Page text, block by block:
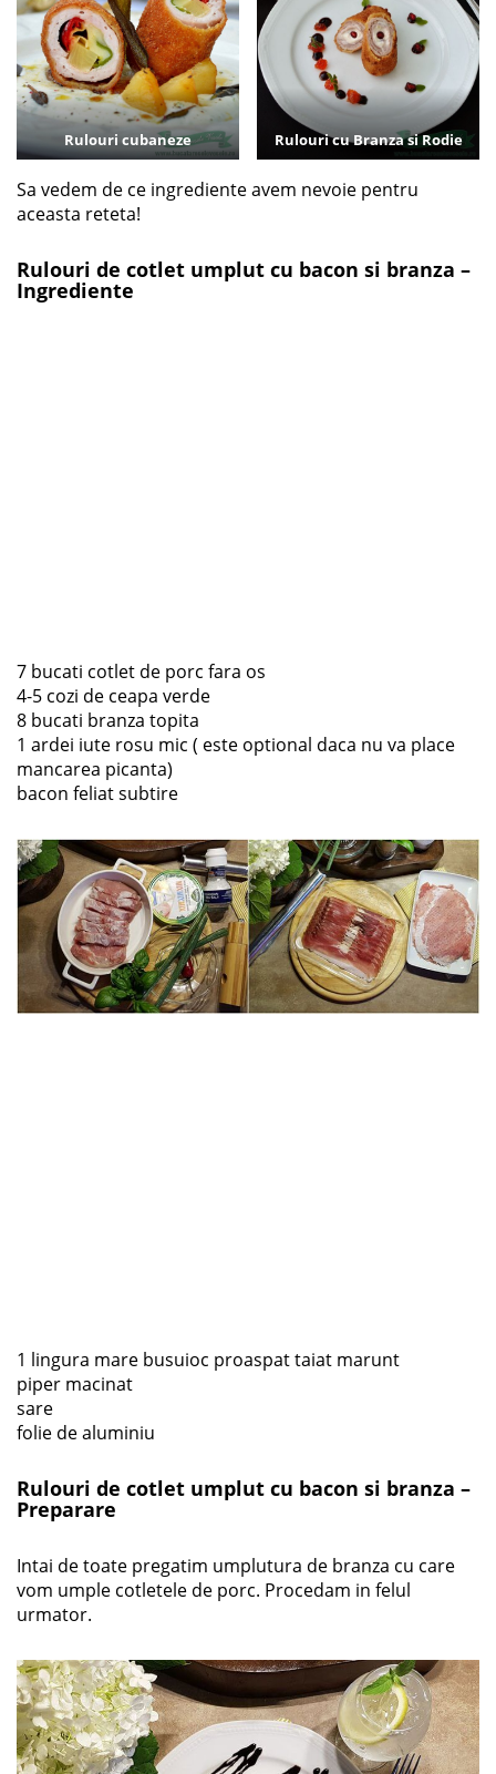
Rulouri cubaneze Rulouri cu Branza si Rodie
Sa vedem de ce ingrediente avem nevoie pentru
aceasta reteta!
Rulouri de cotlet umplut cu bacon si branza –
Ingrediente
7 bucati cotlet de porc fara os
4-5 cozi de ceapa verde
8 bucati branza topita
1 ardei iute rosu mic ( este optional daca nu va place
mancarea picanta)
bacon feliat subtire
1 lingura mare busuioc proaspat taiat marunt
piper macinat
sare
folie de aluminiu
Rulouri de cotlet umplut cu bacon si branza –
Preparare
Intai de toate pregatim umplutura de branza cu care
vom umple cotletele de porc. Procedam in felul
urmator.